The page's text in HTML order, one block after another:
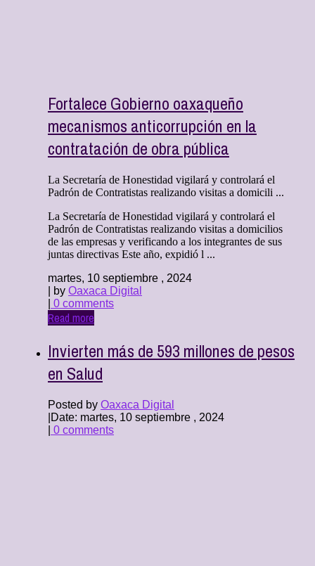
Fortalece Gobierno oaxaqueño
mecanismos anticorrupción en la
contratación de obra pública
La Secretaría de Honestidad vigilará y controlará el
Padrón de Contratistas realizando visitas a domicili ...
La Secretaría de Honestidad vigilará y controlará el
Padrón de Contratistas realizando visitas a domicilios
de las empresas y verificando a los integrantes de sus
juntas directivas Este año, expidió l ...
martes, 10 septiembre , 2024
| by Oaxaca Digital
0 comments
Read more
Invierten más de 593 millones de pesos
en Salud
Posted by Oaxaca Digital
Date: martes, 10 septiembre , 2024
0 comments